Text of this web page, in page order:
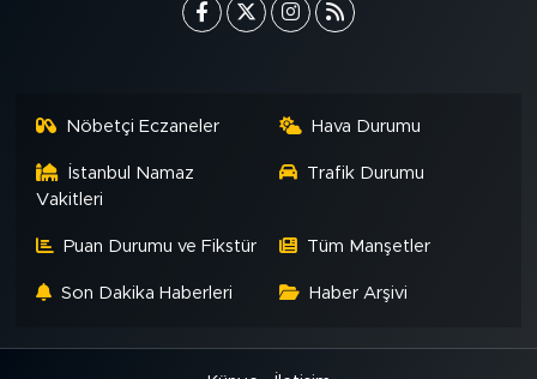
Nöbetçi Eczaneler Hava Durumu
İstanbul Namaz
Vakitleri
Trafik Durumu
Puan Durumu ve Fikstür Tüm Manşetler
Son Dakika Haberleri Haber Arşivi